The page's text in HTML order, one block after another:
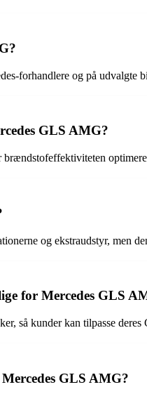
forhandlere og på udvalgte
GLS AMG?
og ekstraudstyr, men
for Mercedes GLS
så kunder kan tilpasse
GLS AMG?